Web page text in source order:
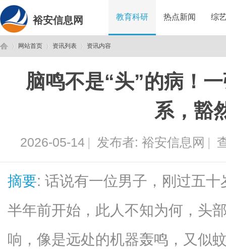
裕安信息网 教育科研 热点新闻 综
网站首页
›
资讯列表 资讯内容
脑鸣不是“头”的病！
系，豁
2026-05-14 | 发布者: 裕安信息网 |
摘要: 话说有一位男子，刚过五
半年前开始，此人不知为何，头
响，像是远处的机器轰鸣，又似